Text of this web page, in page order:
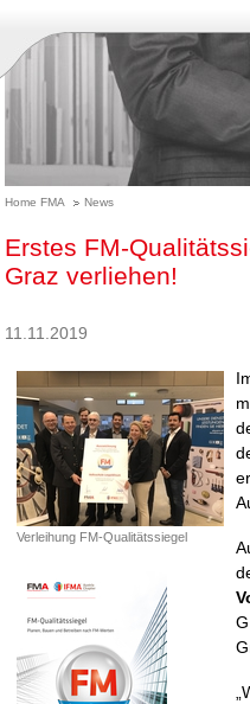
Home FMA News
Erstes FM-
Graz verliehen!
11.11.2019
Verleihung FM-Qualitätssiegel